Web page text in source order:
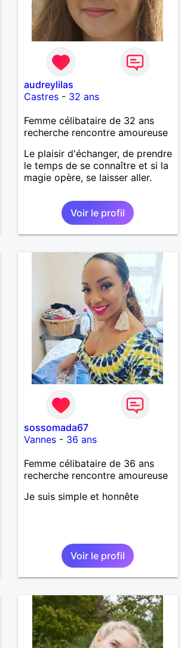
audreylilas
Castres- 32 ans
Femme célibataire de 32 ans
recherche rencontre amoureuse
Le plaisir d'échanger, de prendre
le temps de se connaître et si la
magie opère, se laisser aller.
Voir le profil
sossomada67
Vannes- 36 ans
Femme célibataire de 36 ans
recherche rencontre amoureuse
Je suis simple et honnête
Voir le profil